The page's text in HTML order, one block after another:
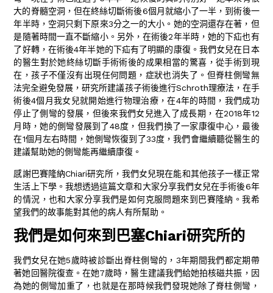
大的脊髓空洞，但在終絲切斷術後6個月就縮小了一半，到術後一
年半時，空洞只剩下原來3分之一的大小。她的空洞還存在著，但
是隨著時間一直不斷縮小。另外，在術後2年半時，她的下疝也有
了好轉，在術後4年半她的下疝有了明顯的康復。我們女兒在日本
的醫生對於她終絲切斷手術術後的成果相當的驚喜，從手術到現
在，孩子不僅沒有出現任何問題，症狀也消失了。但脊柱側彎無
法完全避免發展，研究所建議孩子術後進行Schroth理療法，在手
術後4個月我女兒就開始進行物理治療，在4年的時間，我們成功
停止了側彎的發展，但後來我們女兒進入了成長期，在2018年12
月時，她的側彎發展到了48度，但我們換了一家康復中心，最後
在1個月左右時間，她側彎恢復到了33度，我們會繼續聽從醫生的
建議幫助她的側彎能再繼續康復。
感謝巴賽隆納Chiari研究所，我們女兒現在能和其他孩子一樣正常
生活上下學。我想透過這篇文章和大家分享我們女兒在手術後6年
的情況，也和大家分享我們是如何克服問題來到巴賽隆納。我希
望我們的故事能對其他的病人有所幫助。
我們是如何來到巴塞Chiari研究所的
我們女兒在她5歲時被診斷出脊柱側彎的，3年期間我們都定期帶
著她回醫院復查。在她7歲時，醫生建議我們給她拍核磁共振，因
為她的側彎加重了，也就是在那時候我們發現她除了脊柱側彎，